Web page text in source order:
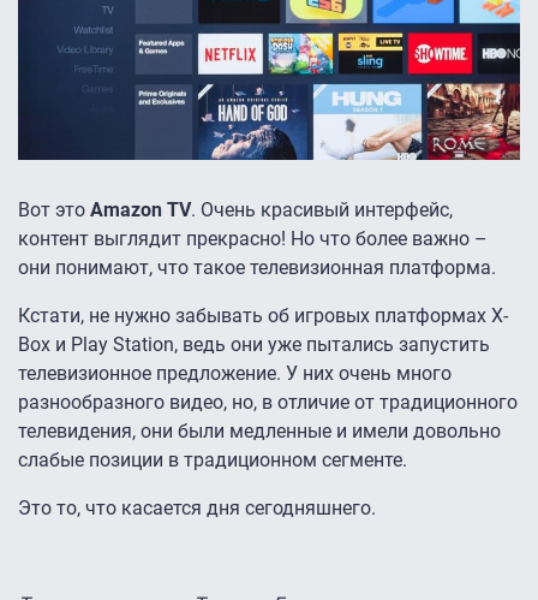
Вот это Amazon TV. Очень красивый интерфейс,
контент выглядит прекрасно! Но что более важно –
они понимают, что такое телевизионная платформа.
Кстати, не нужно забывать об игровых платформах X-
Box и Play Station, ведь они уже пытались запустить
телевизионное предложение. У них очень много
разнообразного видео, но, в отличие от традиционного
телевидения, они были медленные и имели довольно
слабые позиции в традиционном сегменте.
Это то, что касается дня сегодняшнего.